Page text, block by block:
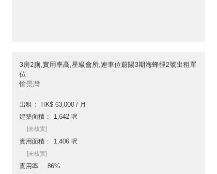
3房2廁,實用率高,星級會所,連車位蔚陽3期海蜂徑2號出租單
位
愉景灣
出租
HK$ 63,000 / 月
建築面積
1,642 呎
[未核實]
實用面積 1,406 呎
[未核實]
實用率
86%